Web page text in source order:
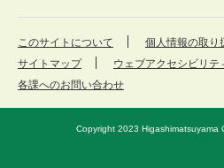
このサイトについて
個人情報の取り
サイトマップ
ウェブアクセシビリテ
各課へのお問い合わせ
Copyright 2023 Higashimatsuyama